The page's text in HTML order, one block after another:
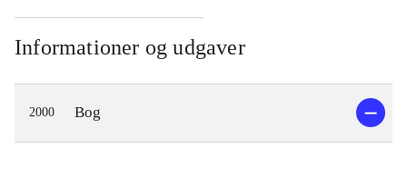
Informationer og udgaver
2000 Bog